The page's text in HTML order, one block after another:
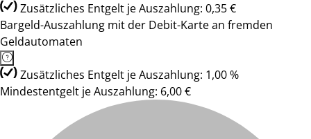
Zusätzliches Entgelt je Auszahlung: 0,35 €
Bargeld-Auszahlung mit der Debit-Karte an fremden
Geldautomaten
Zusätzliches Entgelt je Auszahlung: 1,00 %
Mindestentgelt je Auszahlung: 6,00 €